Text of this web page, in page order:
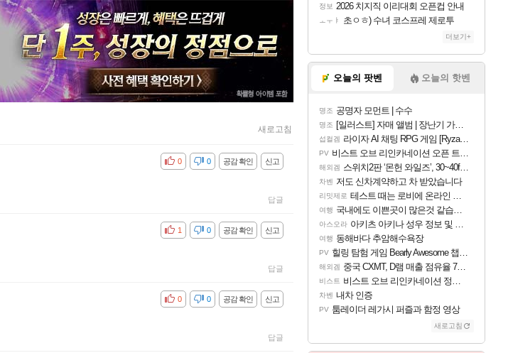
새로고침
신고
공감 확인
비공감 0
0
답글
신고
공감 확인
비공감 0
1
답글
신고
공감 확인
비공감 0
0
답글
정보 2026 치지직 이리대회 오픈컵 안내
ㅗㅜㅑ 초ㅇㅎ) 수녀 코스프레 제로투
더보기+
오늘의 팟벤 오늘의 핫벤
명조 공명자 모먼트 | 수수
명조 [일러스트] 자매 앨범 | 장난기 가득한 오후의 공원 (리메이크판)
섭컬겜 라이자 AI 채팅 RPG 게임 [RyzaChat: AI] 공개
PV 비스트 오브 리인카네이션 오픈 트레일러
해외겜 스위치2판 ‘몬헌 와일즈’, 30~40fps 목표 추정
차벤 저도 신차계약하고 차 받았습니다
리밋제로 테스트 때는 로비에 온라인 기능이 있는데
여행 국내에도 이쁜곳이 많은것 같습니다
아스오라 아키츠 아키나 성우 정보 및 주요 필모
여행 동해바다 추암해수욕장
PV 힐링 탐험 게임 Bearly Awesome 챕터 1 트레일러
해외겜 중국 CXMT, D램 매출 점유율 7%…글로벌 4위로 부상
비스트 비스트 오브 리인카네이션 정보/공략글 모음
차벤 내차 인증
PV 툼레이더 레가시 퍼즐과 함정 영상
새로고침